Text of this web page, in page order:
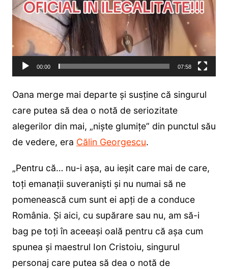
00:00 07:58
Oana merge mai departe și susține că singurul
care putea să dea o notă de seriozitate
alegerilor din mai, „niște glumițe” din punctul său
de vedere, era Călin Georgescu.
„Pentru că… nu-i așa, au ieșit care mai de care,
toți emanații suveraniști și nu numai să ne
pomenească cum sunt ei apți de a conduce
România. Și aici, cu supărare sau nu, am să-i
bag pe toți în aceeași oală pentru că așa cum
spunea și maestrul Ion Cristoiu, singurul
personaj care putea să dea o notă de